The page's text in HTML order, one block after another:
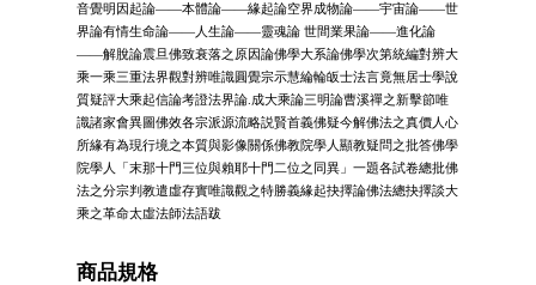
音覺明因起論——本體論——緣起論空界成物論——宇宙論——世
界論有情生命論——人生論——靈魂論 世間業果論——進化論
——解脫論震旦佛致衰落之原因論佛學大系論佛學次第統編對辨大
乘一乘三重法界觀對辨唯識圓覺宗示慧綸輪皈士法言竟無居士學說
質疑評大乘起信論考證法界論.成大乘論三明論曹溪禪之新擊節唯
識諸家會異圖佛效各宗派源流略説賢首義佛疑今解佛法之真價人心
所緣有為現行境之本質與影像關係佛教院學人顯教疑問之批答佛學
院學人「末那十門三位與賴耶十門二位之同異」一題各試卷總批佛
法之分宗判教遣虛存實唯識觀之特勝義緣起抉擇論佛法總抉擇談大
乘之革命太虛法師法語跋
商品規格